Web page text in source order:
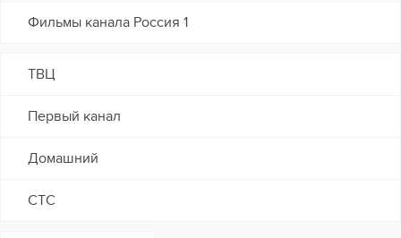
Фильмы канала Россия 1
ТВЦ
Первый канал
Домашний
СТС